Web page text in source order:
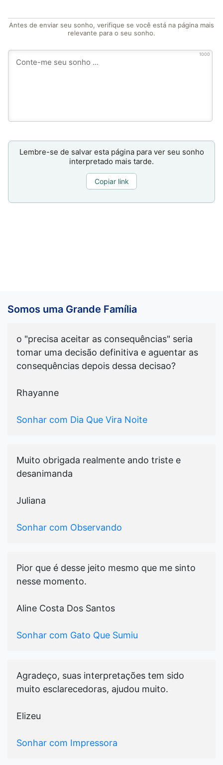
Antes de enviar seu sonho, verifique se você está na página mais
relevante para o seu sonho.
1000
Lembre-se de salvar esta página para ver seu sonho
interpretado mais tarde.
Copiar link
Somos uma Grande Família
o "precisa aceitar as consequências" seria
tomar uma decisão definitiva e aguentar as
consequências depois dessa decisao?
Rhayanne
Sonhar com Dia Que Vira Noite
Muito obrigada realmente ando triste e
desanimanda
Juliana
Sonhar com Observando
Pior que é desse jeito mesmo que me sinto
nesse momento.
Aline Costa Dos Santos
Sonhar com Gato Que Sumiu
Agradeço, suas interpretações tem sido
muito esclarecedoras, ajudou muito.
Elizeu
Sonhar com Impressora